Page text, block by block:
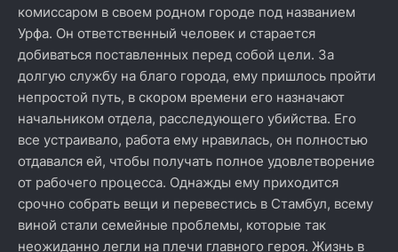
комиссаром в своем родном городе под названием
Урфа. Он ответственный человек и старается
добиваться поставленных перед собой цели. За
долгую службу на благо города, ему пришлось пройти
непростой путь, в скором времени его назначают
начальником отдела, расследующего убийства. Его
все устраивало, работа ему нравилась, он полностью
отдавался ей, чтобы получать полное удовлетворение
от рабочего процесса. Однажды ему приходится
срочно собрать вещи и перевестись в Стамбул, всему
виной стали семейные проблемы, которые так
неожиданно легли на плечи главного героя. Жизнь в